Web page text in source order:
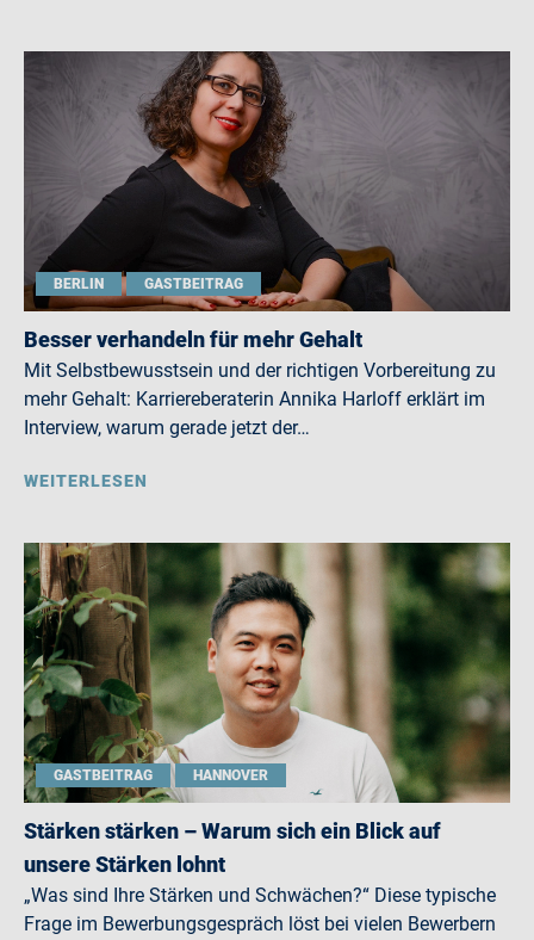
BERLIN GASTBEITRAG
Besser verhandeln für mehr Gehalt
Mit Selbstbewusstsein und der richtigen Vorbereitung zu
mehr Gehalt: Karriereberaterin Annika Harloff erklärt im
Interview, warum gerade jetzt der…
WEITERLESEN
GASTBEITRAG HANNOVER
Stärken stärken – Warum sich ein Blick auf
unsere Stärken lohnt
„Was sind Ihre Stärken und Schwächen?“ Diese typische
Frage im Bewerbungsgespräch löst bei vielen Bewerbern